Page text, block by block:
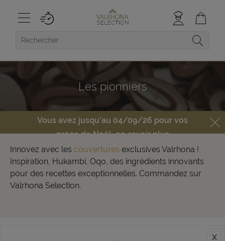
Les pionniers
Vous avez jusqu'au 04/09/26 pour vos
préco de Noël,en savoir plus
Innovez avec les couvertures exclusives Valrhona !
Inspiration, Hukambi, Oqo, des ingrédients innovants
pour des recettes exceptionnelles. Commandez sur
Valrhona Selection.
x